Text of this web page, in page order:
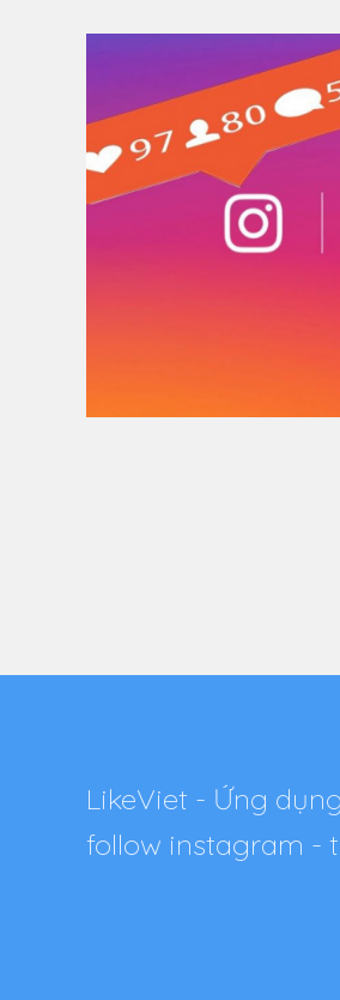
LikeViet - Ứng
follow instagram -